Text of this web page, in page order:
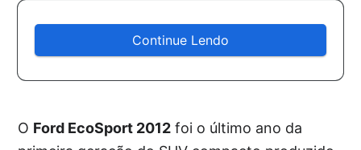
Continue Lendo
O Ford EcoSport 2012 foi o último ano da